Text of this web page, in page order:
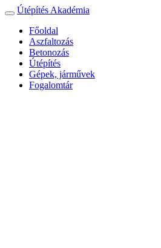
Toggle
navigation
Útépítés Akadémia
Főoldal
Aszfaltozás
Betonozás
Útépítés
Gépek, járművek
Fogalomtár